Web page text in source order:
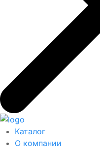
Каталог
О компании